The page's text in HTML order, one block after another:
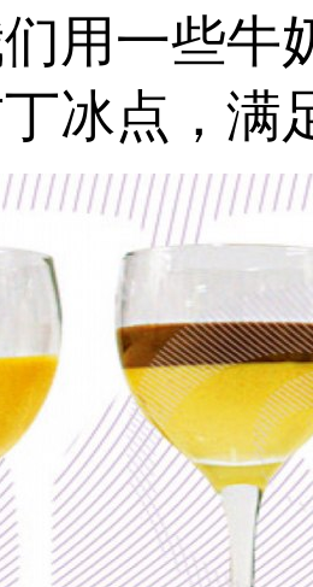
用一些牛
冰点，满